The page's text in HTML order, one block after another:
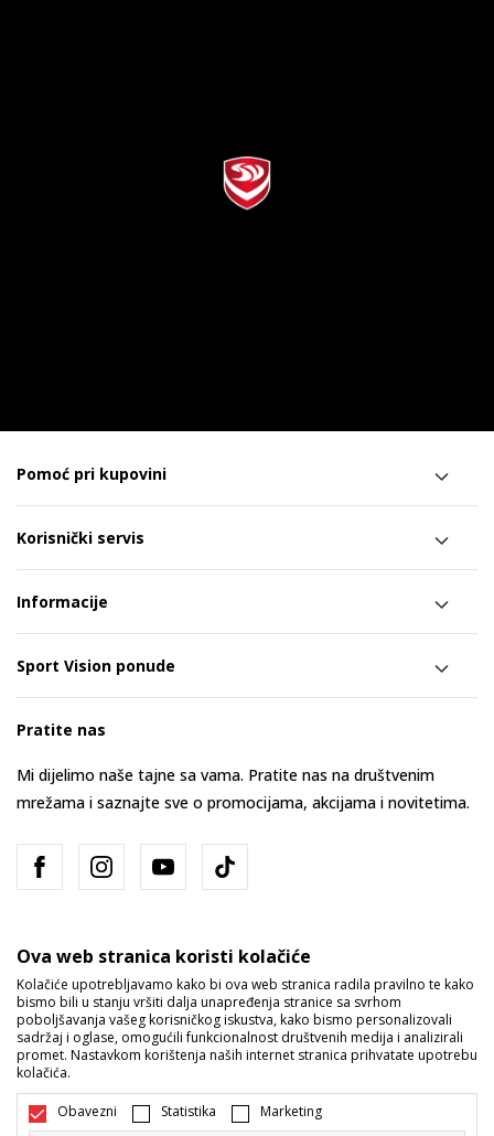
Pomoć pri kupovini
Korisnički servis
Informacije
Sport Vision ponude
Pratite nas
Mi dijelimo naše tajne sa vama. Pratite nas na društvenim
mrežama i saznajte sve o promocijama, akcijama i novitetima.
Bosna i Hercegovina Promijenite
Ova web stranica koristi kolačiće
Kolačiće upotrebljavamo kako bi ova web stranica radila pravilno te kako
bismo bili u stanju vršiti dalja unapređenja stranice sa svrhom
poboljšavanja vašeg korisničkog iskustva, kako bismo personalizovali
sadržaj i oglase, omogućili funkcionalnost društvenih medija i analizirali
promet. Nastavkom korištenja naših internet stranica prihvatate upotrebu
kolačića.
Obavezni Statistika Marketing